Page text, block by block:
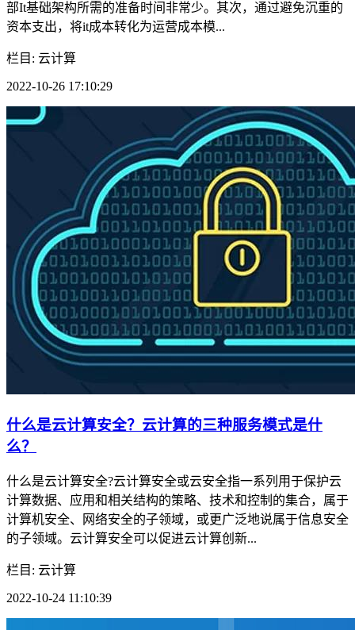
部It基础架构所需的准备时间非常少。其次，通过避免沉重的
资本支出，将it成本转化为运营成本模...
栏目: 云计算
2022-10-26 17:10:29
什么是云计算安全？云计算的三种服务模式是什
么？
什么是云计算安全?云计算安全或云安全指一系列用于保护云
计算数据、应用和相关结构的策略、技术和控制的集合，属于
计算机安全、网络安全的子领域，或更广泛地说属于信息安全
的子领域。云计算安全可以促进云计算创新...
栏目: 云计算
2022-10-24 11:10:39